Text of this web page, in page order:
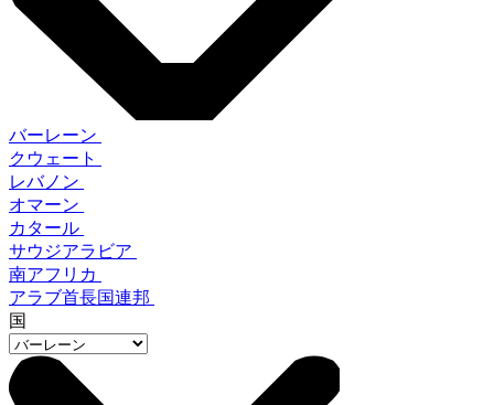
バーレーン
クウェート
レバノン
オマーン
カタール
サウジアラビア
南アフリカ
アラブ首長国連邦
国